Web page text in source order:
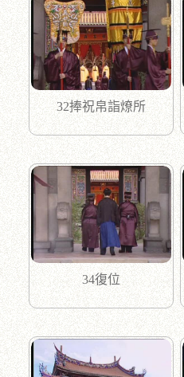
32捧祝帛詣燎所
34復位